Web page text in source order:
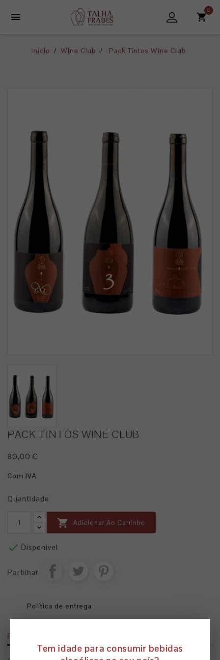
Tem idade para consumir bebidas

0
Início Wine Club Pack Tintos Wine Club
PACK TINTOS WINE CLUB
80,00 €
Com IVA
Quantidade
 Adicionar Ao Carrinho
 Disponivel
Partilhar
Política de entrega
Ficha Técnica